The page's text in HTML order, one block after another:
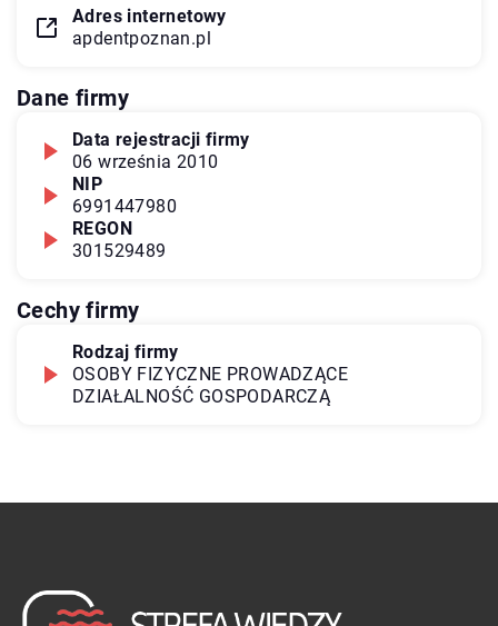
Adres internetowy
apdentpoznan.pl
Dane firmy
Data rejestracji firmy
06 września 2010
NIP
6991447980
REGON
301529489
Cechy firmy
Rodzaj firmy
OSOBY FIZYCZNE PROWADZĄCE
DZIAŁALNOŚĆ GOSPODARCZĄ